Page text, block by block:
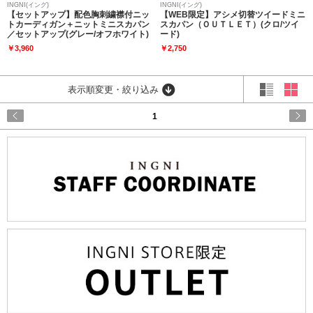
INGNI(イング)
【セットアップ】配色胸刺繍襟付ニッ
トカーディガン＋ニットミニスカパン
／セットアップ(グレー/オフホワイト)
￥3,960
INGNI(イング)
【WEB限定】アシメ切替ツイードミニ
スカパン（ＯＵＴＬＥＴ）(クロ/ツイ
ード)
￥2,750
表示順変更・絞り込み
1